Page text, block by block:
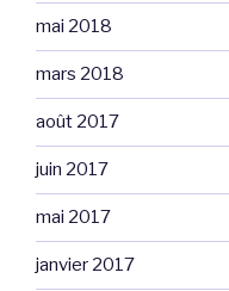
mai 2018
mars 2018
août 2017
juin 2017
mai 2017
janvier 2017